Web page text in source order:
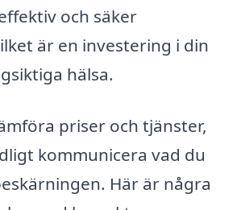
och säker
är en investering i din
hälsa.
priser och tjänster,
kommunicera vad du
Här är några